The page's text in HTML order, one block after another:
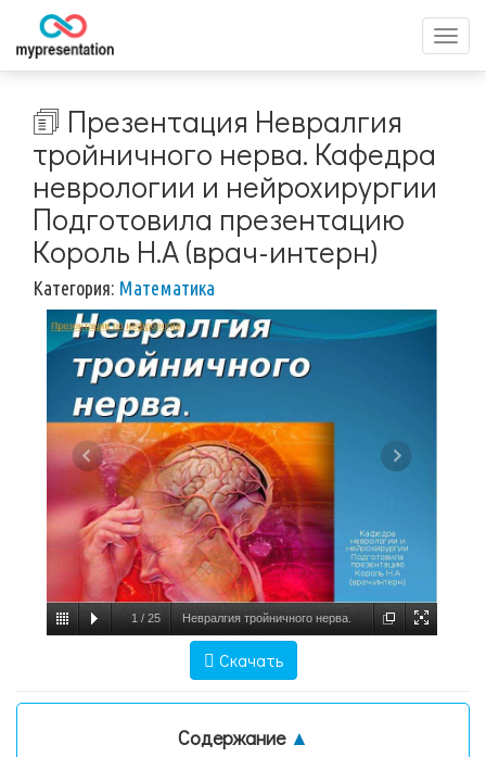
меню
🗊 Презентация Невралгия
тройничного нерва. Кафедра
неврологии и нейрохирургии
Подготовила презентацию
Король Н.А (врач-интерн)
Категория: Математика
1 / 25 Невралгия тройничного нерва.
Подготовила презентацию Король Н.А
Скачать
Содержание ▲